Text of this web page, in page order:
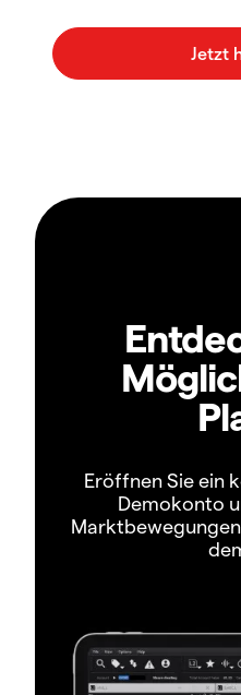
Eröffnen Sie ein
Demokonto